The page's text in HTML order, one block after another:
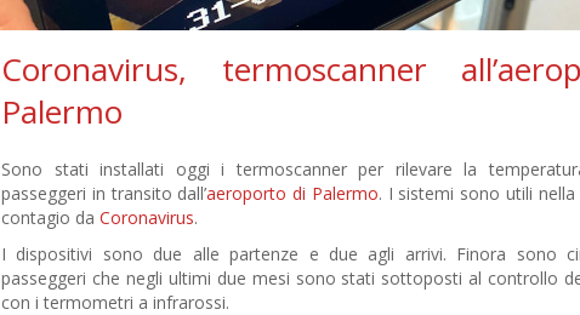
Coronavirus, termoscanner
Palermo
Sono stati installati oggi i termoscanner per rilevare la
passeggeri in transito dall’aeroporto di Palermo. I sistemi sono utili nella
contagio da Coronavirus.
I dispositivi sono due alle partenze e due agli arrivi. Finora sono
passeggeri che negli ultimi due mesi sono stati sottoposti al controllo
con i termometri a infrarossi.